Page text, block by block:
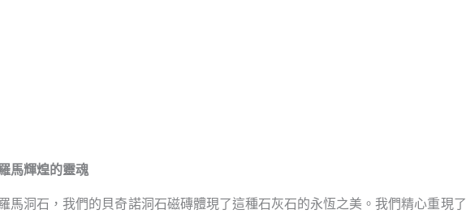
馬輝煌的靈魂
馬洞石，我們的貝奇諾洞石磁磚體現了這種石灰石的永恆之美。我們精心重現